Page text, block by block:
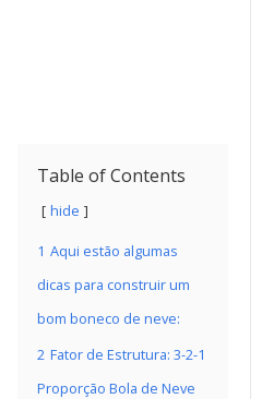
Table of Contents
hide
1 Aqui estão algumas
dicas para construir um
bom boneco de neve:
2 Fator de Estrutura: 3-2-1
Proporção Bola de Neve